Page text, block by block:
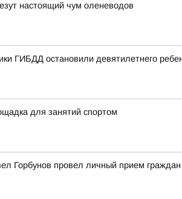
настоящий чум оленеводов
ГИБДД остановили девятилетнего
для занятий спортом
Горбунов провел личный прием